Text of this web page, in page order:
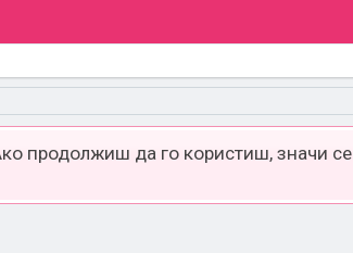
продолжиш да го користиш, значи се